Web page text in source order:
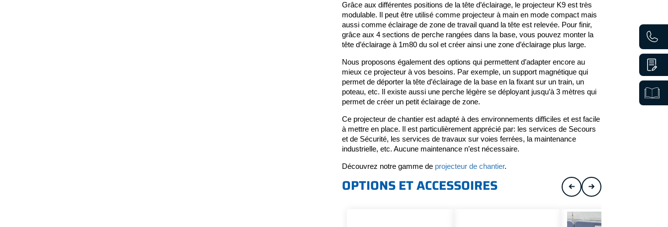
Grâce aux différentes positions de la tête d’éclairage, le projecteur K9 est très
modulable. Il peut être utilisé comme projecteur à main en mode compact mais
aussi comme éclairage de zone de travail quand la tête est relevée. Pour finir,
grâce aux 4 sections de perche rangées dans la base, vous pouvez monter la
tête d’éclairage à 1m80 du sol et créer ainsi une zone d’éclairage plus large.
Nous proposons également des options qui permettent d’adapter encore au
mieux ce projecteur à vos besoins. Par exemple, un support magnétique qui
permet de déporter la tête d’éclairage de la base en la fixant sur un train, un
poteau, etc. Il existe aussi une perche légère se déployant jusqu’à 3 mètres qui
permet de créer un petit éclairage de zone.
Ce projecteur de chantier est adapté à des environnements difficiles et est facile
à mettre en place. Il est particulièrement apprécié par: les services de Secours
et de Sécurité, les services de travaux sur voies ferrées, la maintenance
industrielle, etc. Aucune maintenance n’est nécessaire.
Découvrez notre gamme de projecteur de chantier.
OPTIONS ET ACCESSOIRES